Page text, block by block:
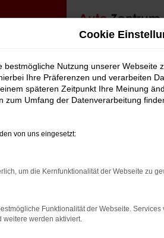
das Laden bestimmter Seiten
Cookie
bestmögliche Nutzung unserer
Ihre Präferenzen und verarbeiten
späteren Zeitpunkt Ihre Meinung
zum Umfang der Datenverarbeitung
von uns eingesetzt:
um die Kernfunktionalität der Webseite zu
Funktionalität der Webseite.
weitere werden aktiviert.